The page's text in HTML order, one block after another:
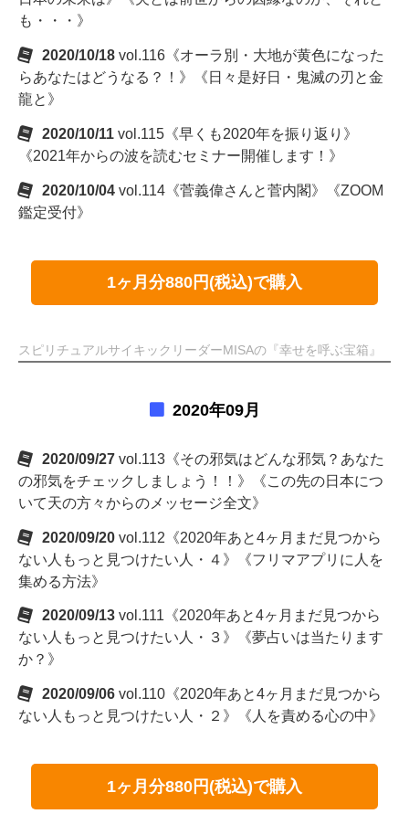
も・・・》
2020/10/18 vol.116《オーラ別・大地が黄色になった
らあなたはどうなる？！》《日々是好日・鬼滅の刃と金
龍と》
2020/10/11 vol.115《早くも2020年を振り返り》
《2021年からの波を読むセミナー開催します！》
2020/10/04 vol.114《菅義偉さんと菅内閣》《ZOOM
鑑定受付》
1ヶ月分880円(税込)で購入
スピリチュアルサイキックリーダーMISAの『幸せを呼ぶ宝箱』
2020年09月
2020/09/27 vol.113《その邪気はどんな邪気？あなた
の邪気をチェックしましょう！！》《この先の日本につ
いて天の方々からのメッセージ全文》
2020/09/20 vol.112《2020年あと4ヶ月まだ見つから
ない人もっと見つけたい人・４》《フリマアプリに人を
集める方法》
2020/09/13 vol.111《2020年あと4ヶ月まだ見つから
ない人もっと見つけたい人・３》《夢占いは当たります
か？》
2020/09/06 vol.110《2020年あと4ヶ月まだ見つから
ない人もっと見つけたい人・２》《人を責める心の中》
1ヶ月分880円(税込)で購入